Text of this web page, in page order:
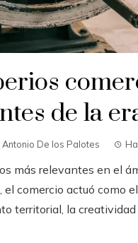
de la
Antonio De los Palotes
más relevantes en el
el comercio actuó como
territorial, la creatividad